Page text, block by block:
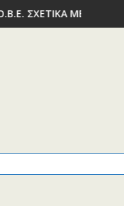
ΟΙΚΟΝΟΜΙΑΣ ΚΑΙ
ΜΕ ΤΗΝ ΕΚΠΤΩΣΗ